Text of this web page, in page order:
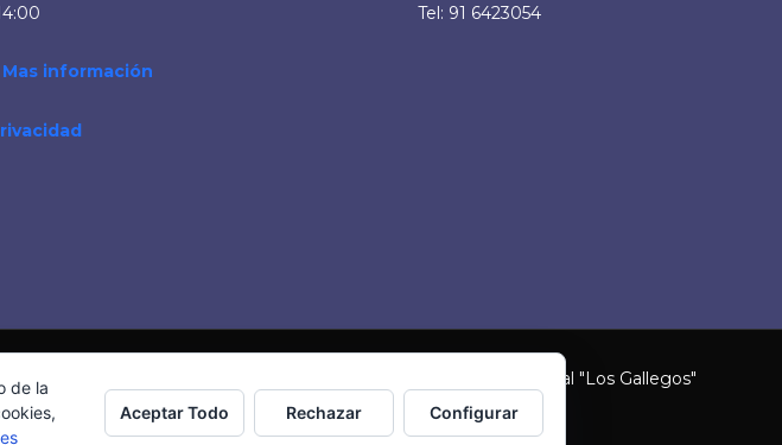
Mas información
Tel: 91 6423054
Polígono Industrial "Los Gallegos"
de la
Aceptar Todo Rechazar Configurar